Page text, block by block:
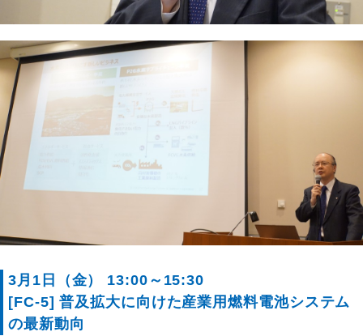
3月1日（金） 13:00～15:30
[FC-5] 普及拡大に向けた産業用燃料電池システム
の最新動向